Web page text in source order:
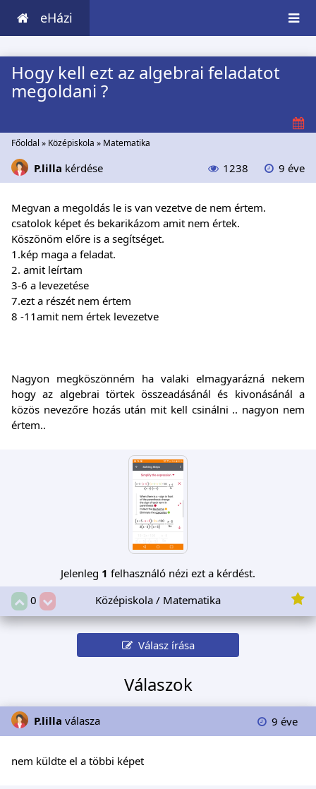
eHázi
Hogy kell ezt az algebrai feladatot
megoldani ?
Főoldal » Középiskola » Matematika
P.lilla kérdése 1238 9 éve
Megvan a megoldás le is van vezetve de nem értem.
csatolok képet és bekarikázom amit nem értek.
Köszönöm előre is a segítséget.
1.kép maga a feladat.
2. amit leírtam
3-6 a levezetése
7.ezt a részét nem értem
8 -11amit nem értek levezetve
Nagyon megköszönném ha valaki elmagyarázná nekem
hogy az algebrai törtek összeadásánál és kivonásánál a
közös nevezőre hozás után mit kell csinálni .. nagyon nem
értem..
Jelenleg 1 felhasználó nézi ezt a kérdést.
0
Középiskola / Matematika
Válasz írása
Válaszok
P.lilla válasza 9 éve
nem küldte el a többi képet